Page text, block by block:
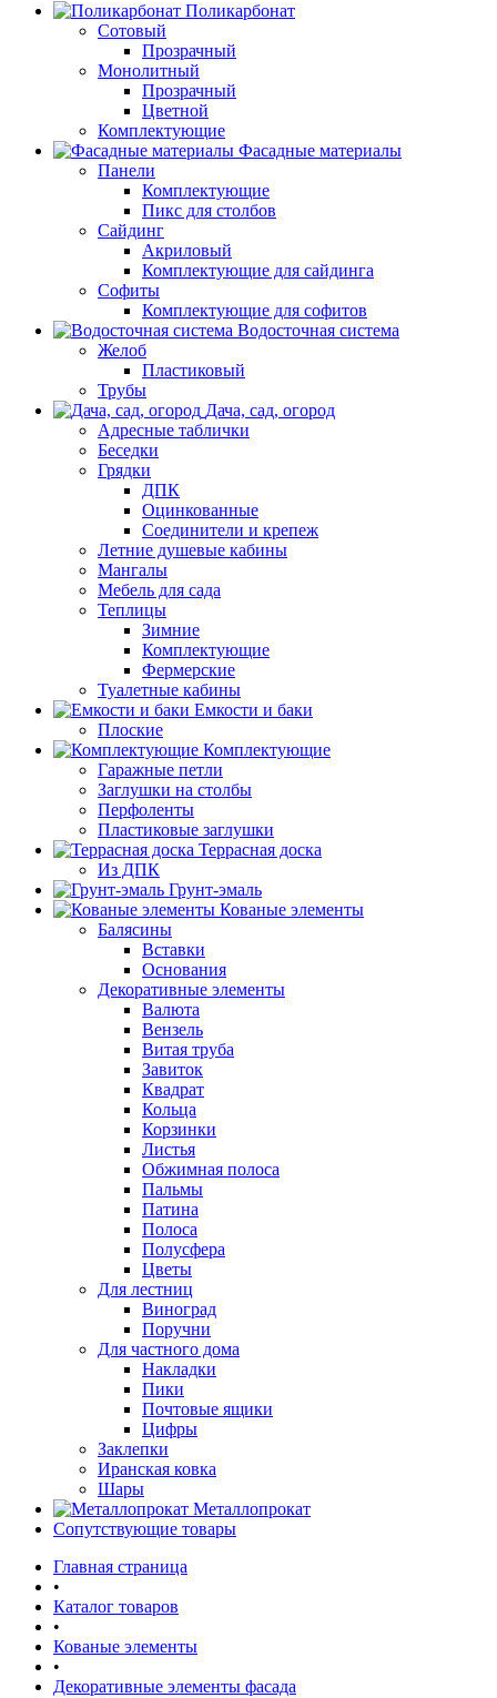
Поликарбонат
Сотовый
Прозрачный
Монолитный
Прозрачный
Цветной
Комплектующие
Фасадные материалы
Панели
Комплектующие
Пикс для столбов
Сайдинг
Акриловый
Комплектующие для сайдинга
Софиты
Комплектующие для софитов
Водосточная система
Желоб
Пластиковый
Трубы
Дача, сад, огород
Адресные таблички
Беседки
Грядки
ДПК
Оцинкованные
Соединители и крепеж
Летние душевые кабины
Мангалы
Мебель для сада
Теплицы
Зимние
Комплектующие
Фермерские
Туалетные кабины
Емкости и баки
Плоские
Комплектующие
Гаражные петли
Заглушки на столбы
Перфоленты
Пластиковые заглушки
Террасная доска
Из ДПК
Грунт-эмаль
Кованые элементы
Балясины
Вставки
Основания
Декоративные элементы
Валюта
Вензель
Витая труба
Завиток
Квадрат
Кольца
Корзинки
Листья
Обжимная полоса
Пальмы
Патина
Полоса
Полусфера
Цветы
Для лестниц
Виноград
Поручни
Для частного дома
Накладки
Пики
Почтовые ящики
Цифры
Заклепки
Иранская ковка
Шары
Металлопрокат
Сопутствующие товары
Главная страница
•
Каталог товаров
•
Кованые элементы
•
Декоративные элементы фасада